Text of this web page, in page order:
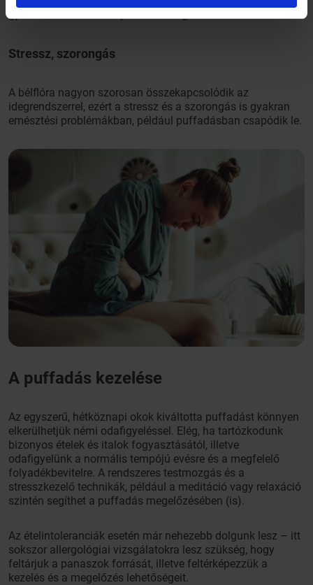
Stressz, szorongás
A bélflóra nagyon szorosan összekapcsolódik az
idegrendszerrel, ezért a stressz és a szorongás is gyakran
emésztési problémákban, például puffadásban csapódik le.
A puffadás kezelése
Az egyszerű, hétköznapi okok kiváltotta puffadást könnyen
elkerülhetjük némi odafigyeléssel. Elég, ha tartózkodunk
bizonyos ételek és italok fogyasztásától, illetve
odafigyelünk a normális tempójú evésre és a megfelelő
folyadékbevitelre. A rendszeres testmozgás és a
stresszkezelő technikák, például a meditáció vagy relaxáció
szintén segíthet a puffadás megelőzésében (is).
Az ételintoleranciák esetén már nehezebb dolgunk lesz – itt
sokszor allergológiai vizsgálatokra lesz szükség, hogy
feltárjuk a panaszok forrását, illetve feltérképezzük a
kezelés és a megelőzés lehetőségeit.